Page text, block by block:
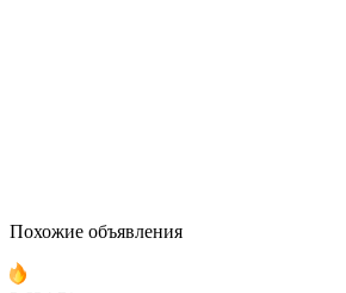
Похожие объявления